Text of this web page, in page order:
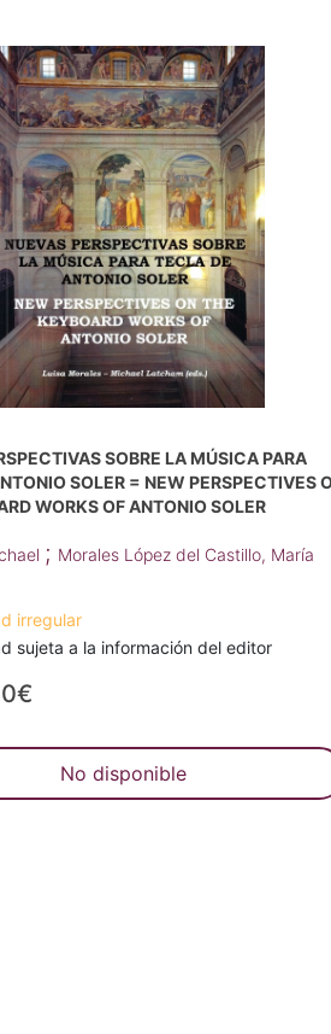
SOBRE LA MÚSICA PARA
SOLER = NEW PERSPECTIVES
WORKS OF ANTONIO SOLER
; Morales López del Castillo, María
irregular
sujeta a la información del editor
No disponible